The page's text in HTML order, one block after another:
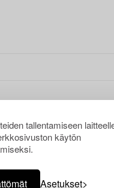
tallentamiseen
käytön
Asetukset